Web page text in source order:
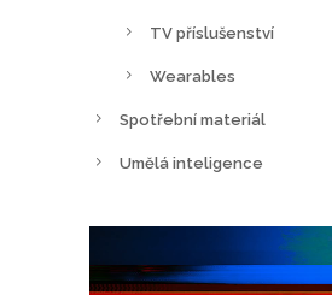
TV příslušenství
Wearables
Spotřební materiál
Umělá inteligence